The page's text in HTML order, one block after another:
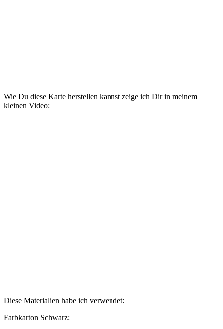
Wie Du diese Karte herstellen kannst zeige ich Dir in meinem
kleinen Video:
Diese Materialien habe ich verwendet:
Farbkarton Schwarz: